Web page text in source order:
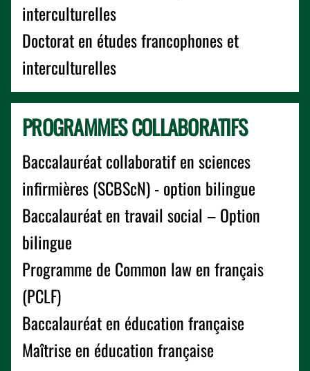
interculturelles
Doctorat en études francophones et
interculturelles
PROGRAMMES COLLABORATIFS
Baccalauréat collaboratif en sciences
infirmières (SCBScN) - option bilingue
Baccalauréat en travail social – Option
bilingue
Programme de Common law en français
(PCLF)
Baccalauréat en éducation française
Maîtrise en éducation française